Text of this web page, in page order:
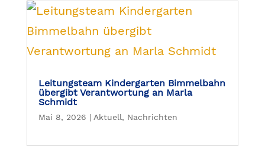
Leitungsteam Kindergarten Bimmelbahn
übergibt Verantwortung an Marla
Schmidt
Mai 8, 2026 | Aktuell, Nachrichten